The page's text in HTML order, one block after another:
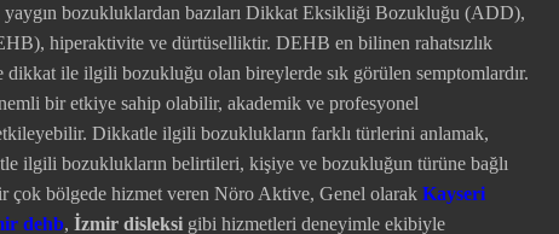
bozukluklardan bazıları Dikkat Eksikliği Bozukluğu (ADD),
hiperaktivite ve dürtüselliktir. DEHB en bilinen rahatsızlık
ile ilgili bozukluğu olan bireylerde sık görülen semptomlardır.
bir etkiye sahip olabilir, akademik ve profesyonel
Dikkatle ilgili bozuklukların farklı türlerini anlamak,
ilgili bozuklukların belirtileri, kişiye ve bozukluğun türüne bağlı
çok bölgede hizmet veren Nöro Aktive, Genel olarak Kayseri
dehb, İzmir disleksi gibi hizmetleri deneyimle ekibiyle